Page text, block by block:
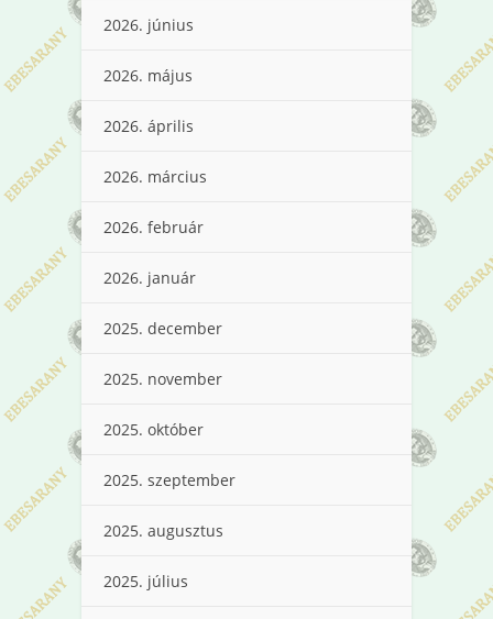
2026. június
2026. május
2026. április
2026. március
2026. február
2026. január
2025. december
2025. november
2025. október
2025. szeptember
2025. augusztus
2025. július